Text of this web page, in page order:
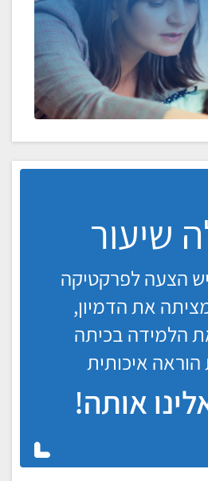
שיעור
הצעה לפרקטיקה
את הדמיון,
הלמידה בכיתה
איכותית
אותה!